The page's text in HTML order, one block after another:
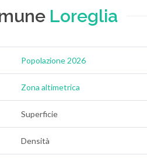
Loreglia
Popolazione 2026
Zona altimetrica
Superficie
Densità